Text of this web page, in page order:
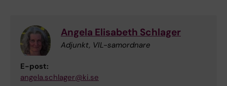
Angela Elisabeth Schlager
Adjunkt, VIL-samordnare
E-post:
angela.schlager@ki.se